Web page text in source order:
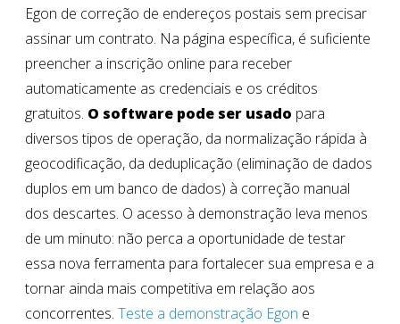
Egon de correção de endereços postais sem precisar
assinar um contrato. Na página específica, é suficiente
preencher a inscrição online para receber
automaticamente as credenciais e os créditos
gratuitos. O software pode ser usado para
diversos tipos de operação, da normalização rápida à
geocodificação, da deduplicação (eliminação de dados
duplos em um banco de dados) à correção manual
dos descartes. O acesso à demonstração leva menos
de um minuto: não perca a oportunidade de testar
essa nova ferramenta para fortalecer sua empresa e a
tornar ainda mais competitiva em relação aos
concorrentes. Teste a demonstração Egon e